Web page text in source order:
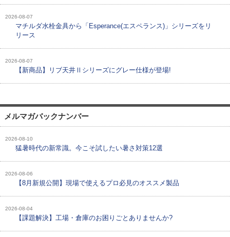
2026-08-07
マチルダ水栓金具から「Esperance(エスペランス)」シリーズをリ
リース
2026-08-07
【新商品】リブ天井Ⅱシリーズにグレー仕様が登場!
メルマガバックナンバー
2026-08-10
猛暑時代の新常識。今こそ試したい暑さ対策12選
2026-08-06
【8月新規公開】現場で使えるプロ必見のオススメ製品
2026-08-04
【課題解決】工場・倉庫のお困りごとありませんか?